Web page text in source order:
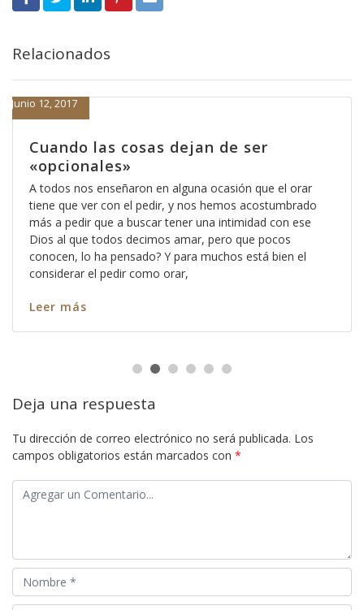
Relacionados
Cuando las cosas dejan de ser
«opcionales»
Junio 12, 2017
A todos nos enseñaron en alguna ocasión que el orar
tiene que ver con el pedir, y nos hemos acostumbrado
más a pedir que a buscar tener una intimidad con ese
Dios al que todos decimos amar, pero que pocos
conocen, lo ha pensado? Y para muchos está bien el
considerar el pedir como orar,
Leer más
Deja una respuesta
Tu dirección de correo electrónico no será publicada. Los
campos obligatorios están marcados con *